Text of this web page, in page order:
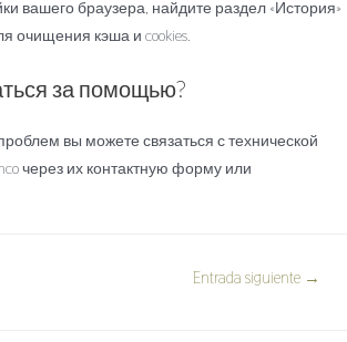
вашего браузера, найдите раздел «История»
очищения кэша и cookies.
за помощью?
вы можете связаться с технической
через их контактную форму или
Entrada siguiente →